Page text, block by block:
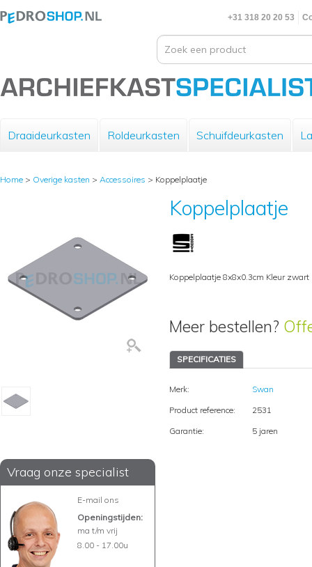
+31 318 20 20 53
Draaideurkasten Roldeurkasten Schuifdeurkasten
Home > Overige kasten > Accessoires > Koppelplaatje
Vraag onze specialist
E-mail ons
Openingstijden:
ma t/m vrij
8.00 - 17.00u
Koppelplaatje
Koppelplaatje 8x8x0.3cm Kleur zwart
Meer bestellen?
SPECIFICATIES
Merk:
Swan
Product reference:
2531
Garantie:
5 jaren